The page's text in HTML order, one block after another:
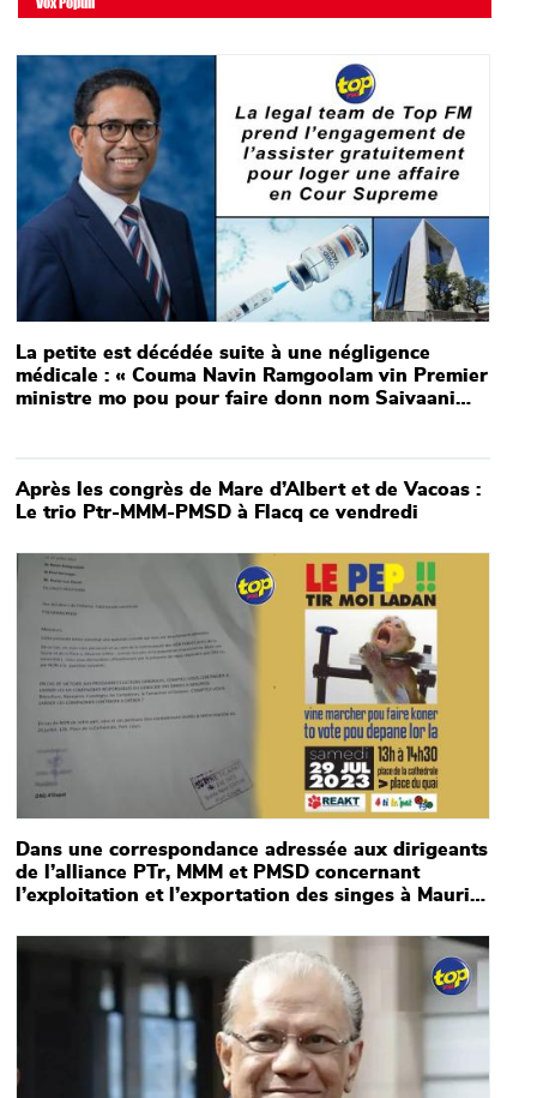
Main picture
La petite est décédée suite à une négligence
médicale : « Couma Navin Ramgoolam vin Premier
ministre mo pou pour faire donn nom Saivaani
Après les congrès de Mare d’Albert et de Vacoas :
Le trio Ptr-MMM-PMSD à Flacq ce vendredi
Main picture
Dans une correspondance adressée aux dirigeants
de l’alliance PTr, MMM et PMSD concernant
l’exploitation et l’exportation des singes à Maurice
cette cause pour dire non à ce commerce très
controversé », écrit Linley Moothien
Main picture